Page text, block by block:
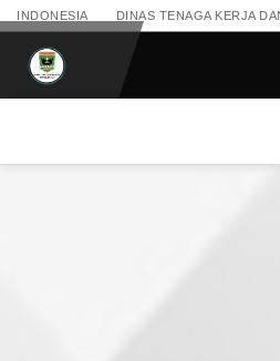
INDONESIA DINAS TENAGA KERJA